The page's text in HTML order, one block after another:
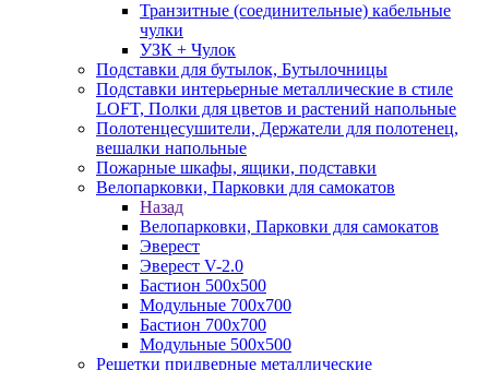
Транзитные (соединительные) кабельные
чулки
УЗК + Чулок
Подставки для бутылок, Бутылочницы
Подставки интерьерные металлические в стиле
LOFT, Полки для цветов и растений напольные
Полотенцесушители, Держатели для полотенец,
вешалки напольные
Пожарные шкафы, ящики, подставки
Велопарковки, Парковки для самокатов
Назад
Велопарковки, Парковки для самокатов
Эверест
Эверест V-2.0
Бастион 500х500
Модульные 700х700
Бастион 700х700
Модульные 500х500
Решетки придверные металлические